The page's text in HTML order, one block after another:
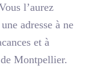
l’aurez
adresse à ne
et à
Montpellier.